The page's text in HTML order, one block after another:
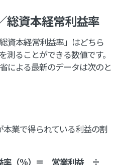
総資本経常利益率
資本経常利益率」はどちら
測ることができる数値です。
による最新のデータは次のと
業で得られている利益の割
率（%）＝ 営業利益 ÷